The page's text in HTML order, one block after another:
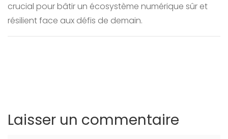
crucial pour bâtir un écosystème numérique sûr et
résilient face aux défis de demain.
Laisser un commentaire